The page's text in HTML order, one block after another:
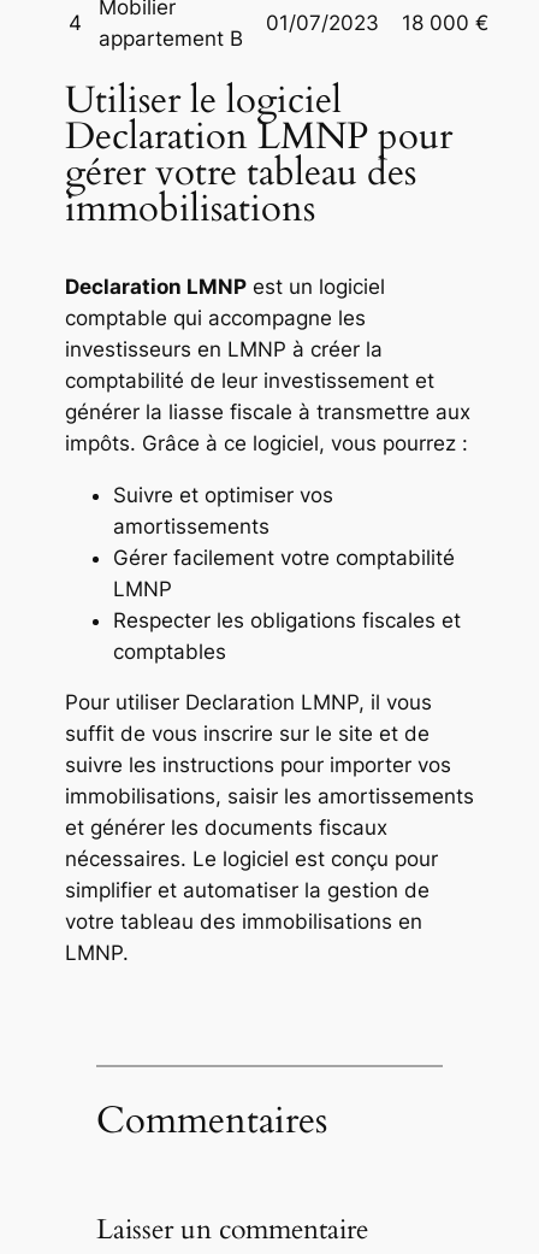
4
Mobilier
appartement B
01/07/2023 18 000 €
Utiliser le logiciel
Declaration LMNP pour
gérer votre tableau des
immobilisations
Declaration LMNPest un logiciel
comptable qui accompagne les
investisseurs en LMNP à créer la
comptabilité de leur investissement et
générer la liasse fiscale à transmettre aux
impôts. Grâce à ce logiciel, vous pourrez :
Suivre et optimiser vos
amortissements
Gérer facilement votre comptabilité
LMNP
Respecter les obligations fiscales et
comptables
Pour utiliser Declaration LMNP, il vous
suffit de vous inscrire sur le site et de
suivre les instructions pour importer vos
immobilisations, saisir les amortissements
et générer les documents fiscaux
nécessaires. Le logiciel est conçu pour
simplifier et automatiser la gestion de
votre tableau des immobilisations en
LMNP.
Commentaires
Laisser un commentaire